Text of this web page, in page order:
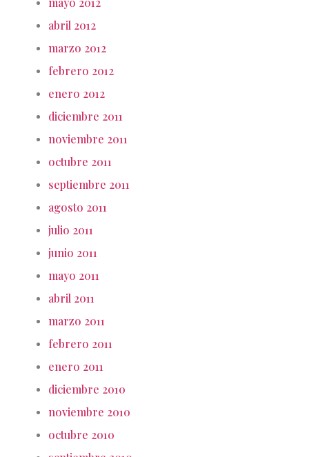
abril 2012
marzo 2012
febrero 2012
enero 2012
diciembre 2011
noviembre 2011
octubre 2011
septiembre 2011
agosto 2011
julio 2011
junio 2011
mayo 2011
abril 2011
marzo 2011
febrero 2011
enero 2011
diciembre 2010
noviembre 2010
octubre 2010